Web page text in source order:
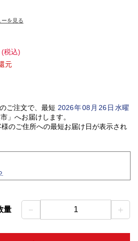
ーを見る
(税込)
元
のご注文で、最短 2026年08 月 26日水曜
」 へお届けします。
のご住所への最短お届け日が表示され
量 － 1 ＋